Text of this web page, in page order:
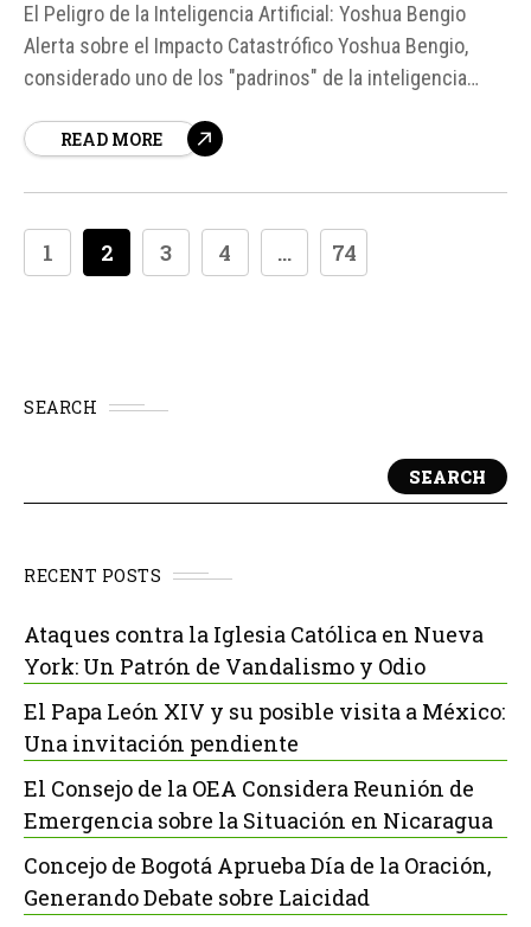
El Peligro de la Inteligencia Artificial: Yoshua Bengio
Alerta sobre el Impacto Catastrófico Yoshua Bengio,
considerado uno de los "padrinos" de la inteligencia
potencial de esta tecnología. Según Bengio, los
READ MORE
1 2 3 4 ... 74
SEARCH
SEARCH
RECENT POSTS
Ataques contra la Iglesia Católica en Nueva
York: Un Patrón de Vandalismo y Odio
El Papa León XIV y su posible visita a México:
Una invitación pendiente
El Consejo de la OEA Considera Reunión de
Emergencia sobre la Situación en Nicaragua
Concejo de Bogotá Aprueba Día de la Oración,
Generando Debate sobre Laicidad